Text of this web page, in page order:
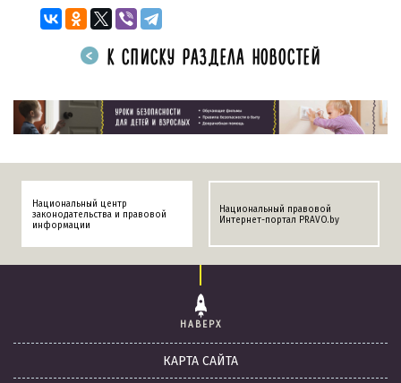
К СПИСКУ РАЗДЕЛА НОВОСТЕЙ
Национальный центр
законодательства и правовой
информации
Национальный правовой
Интернет-портал PRAVO.by
НАВЕРХ
КАРТА САЙТА